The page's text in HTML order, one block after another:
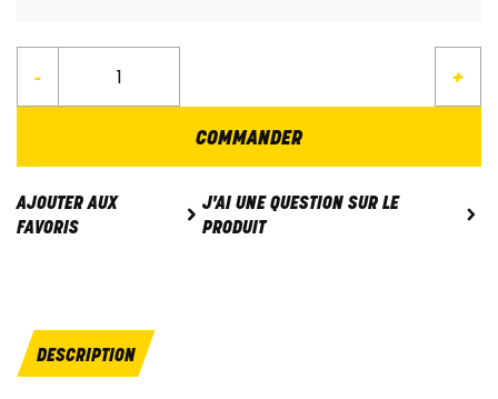
- +
COMMANDER
AJOUTER AUX
FAVORIS
J'AI UNE QUESTION SUR LE
PRODUIT
DESCRIPTION